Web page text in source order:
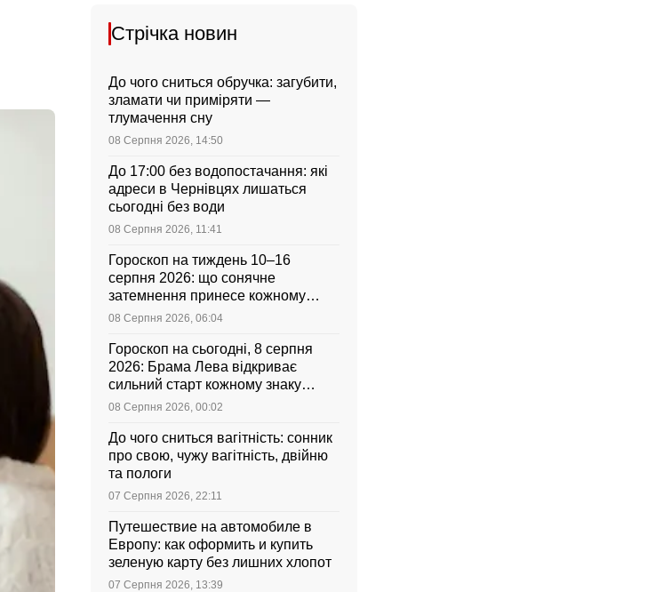
Стрічка новин
До чого сниться обручка: загубити,
зламати чи приміряти —
тлумачення сну
08 Серпня 2026, 14:50
До 17:00 без водопостачання: які
адреси в Чернівцях лишаться
сьогодні без води
08 Серпня 2026, 11:41
Гороскоп на тиждень 10–16
серпня 2026: що сонячне
затемнення принесе кожному
знаку зодіаку
08 Серпня 2026, 06:04
Гороскоп на сьогодні, 8 серпня
2026: Брама Лева відкриває
сильний старт кожному знаку
зодіаку
08 Серпня 2026, 00:02
До чого сниться вагітність: сонник
про свою, чужу вагітність, двійню
та пологи
07 Серпня 2026, 22:11
Путешествие на автомобиле в
Европу: как оформить и купить
зеленую карту без лишних хлопот
07 Серпня 2026, 13:39